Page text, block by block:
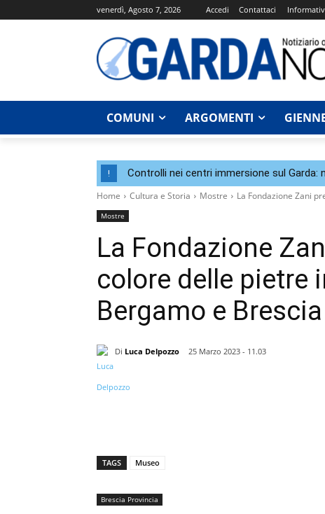
venerdì, Agosto 7, 2026 Accedi Contattaci
COMUNI ARGOMENTI
! Controlli nei centri immersione sul
Home Cultura e Storia Mostre La Fondazione Zani
Mostre
La Fondazione
colore delle pietre
Bergamo e
Di Luca Delpozzo
25 Marzo 2023 - 11.03
TAGS Museo
Brescia Provincia